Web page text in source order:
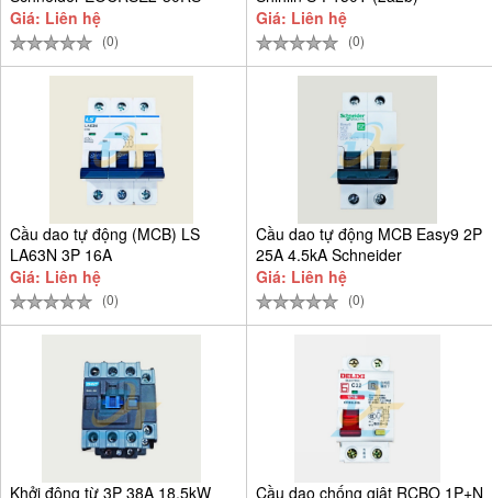
Giá: Liên hệ
(0)
Giá: Liên hệ
(0)
Cầu dao tự động (MCB) LS
LA63N 3P 16A
Giá: Liên hệ
(0)
Cầu dao tự động MCB Easy9 2P
25A 4.5kA Schneider
EZ9F34225
Giá: Liên hệ
(0)
Khởi động từ 3P 38A 18.5kW
Cầu dao chống giật RCBO 1P+N